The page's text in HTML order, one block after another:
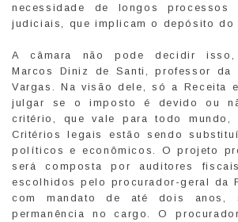
necessidade de longos processos
judiciais, que implicam o depósito do
A câmara não pode decidir isso,
Marcos Diniz de Santi, professor da
Vargas. Na visão dele, só a Receita
julgar se o imposto é devido ou
critério, que vale para todo mundo,
Critérios legais estão sendo
políticos e econômicos. O projeto
será composta por auditores
escolhidos pelo procurador-geral da
com mandato de até dois anos,
permanência no cargo. O